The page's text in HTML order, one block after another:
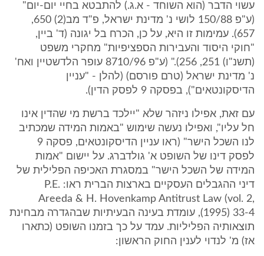
עשוי הדבר (הוא השוחד - א.ג.) להתבטא בחיי יום-יום"
(ע"פ 150/88 לושי נ' מדינת ישראל, פ"ד מב(2) 650,
657). עמימות זו היא, על כן, הכרח בל יגונה (ד' ביין,
"חוקי היסוד והעבירות הספציפיות" מחקרי משפט
(תשנ"ו) 251, 256)." (ע"פ 8710/96 עופר הלדשטיין ואח'
נ' מדינת ישראל (טרם פורסם) (להלן - "עניין
הדיסקונטאים"), בפסקה 9 לפסק הדין).
עם זאת, אפילו ניזהר שלא "יילכד ברשת מי שהדין אינו
חל עליו", ואפילו נעשה שימוש "באמות המידה שמכתיב
לנו השכל הישר" (ראו עניין הדיסקונטאים, פסקה 9
לפסק דינו של השופט א' גולדברג. על יישום "אמות
המידה של השכל הישר" במסגרת האכיפה הפלילית של
דיני ההגבלים העסקיים בארצות הברית ראו: P.E.
Areeda & H. Hovenkamp Antitrust Law (vol. 2,
1995) 33-4), עומדת בעינה הבעיתיות שבהגדרה מבחינת
תוצאותיה הפליליות. עמד על כך בזמנו השופט (כתארו
אז) מ' לנדוי לענין החוק הראשון: